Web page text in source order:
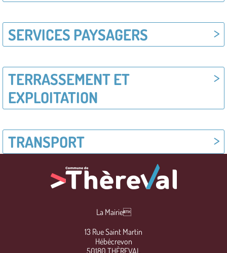
SERVICES PAYSAGERS
TERRASSEMENT ET
EXPLOITATION
TRANSPORT
La Mairie
13 Rue Saint Martin
Hébécrevon
50180 THÈREVAL